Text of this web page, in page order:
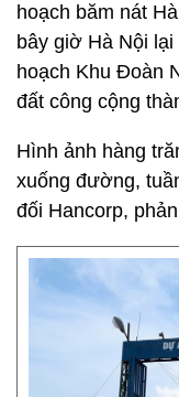
hoạch băm nát
bây giờ Hà Nội
hoạch Khu Đoàn
đất công cộng
Hình ảnh hàng
xuống đường,
đối Hancorp,